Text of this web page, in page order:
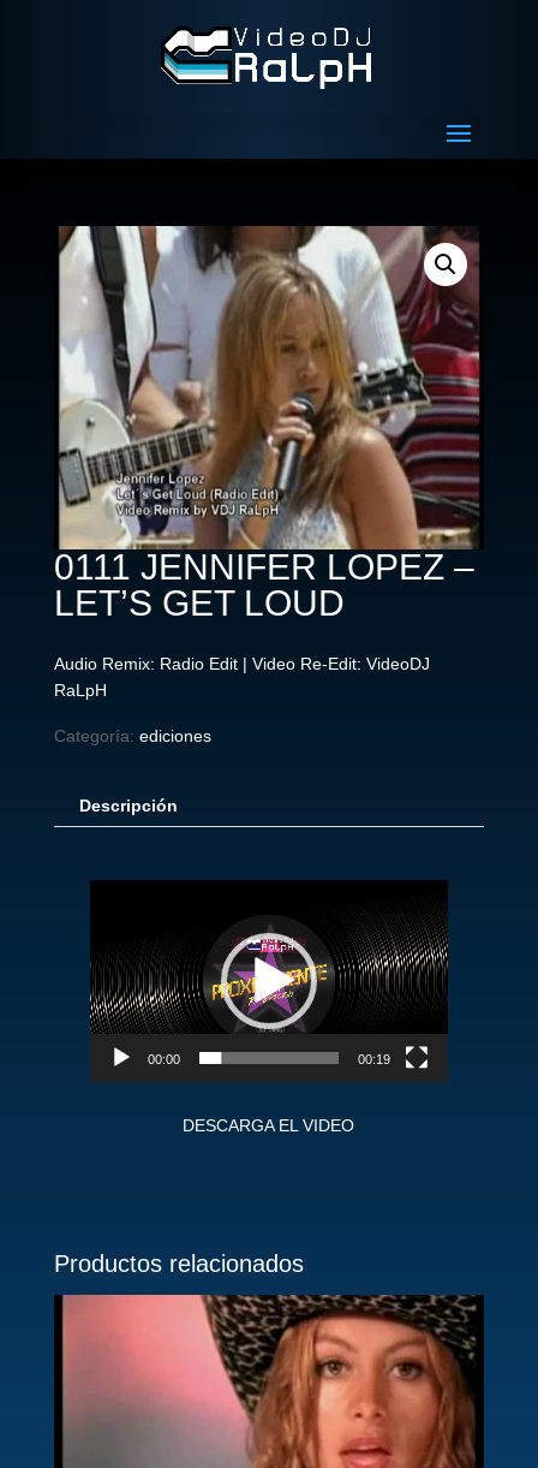
0111 JENNIFER LOPEZ –
LET’S GET LOUD
Audio Remix: Radio Edit | Video Re-Edit: VideoDJ
RaLpH
Categoría: ediciones
Descripción
00:00 00:19
DESCARGA EL VIDEO
Productos relacionados